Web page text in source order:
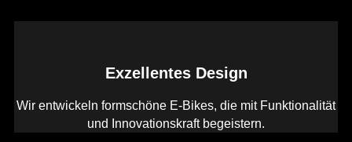
Exzellentes Design
Wir entwickeln formschöne E-Bikes, die mit Funktionalität
und Innovationskraft begeistern.